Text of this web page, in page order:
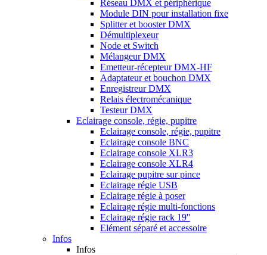
Réseau DMX et périphérique
Module DIN pour installation fixe
Splitter et booster DMX
Démultiplexeur
Node et Switch
Mélangeur DMX
Emetteur-récepteur DMX-HF
Adaptateur et bouchon DMX
Enregistreur DMX
Relais électromécanique
Testeur DMX
Eclairage console, régie, pupitre
Eclairage console, régie, pupitre
Eclairage console BNC
Eclairage console XLR3
Eclairage console XLR4
Eclairage pupitre sur pince
Eclairage régie USB
Eclairage régie à poser
Eclairage régie multi-fonctions
Eclairage régie rack 19''
Elément séparé et accessoire
Infos
Infos